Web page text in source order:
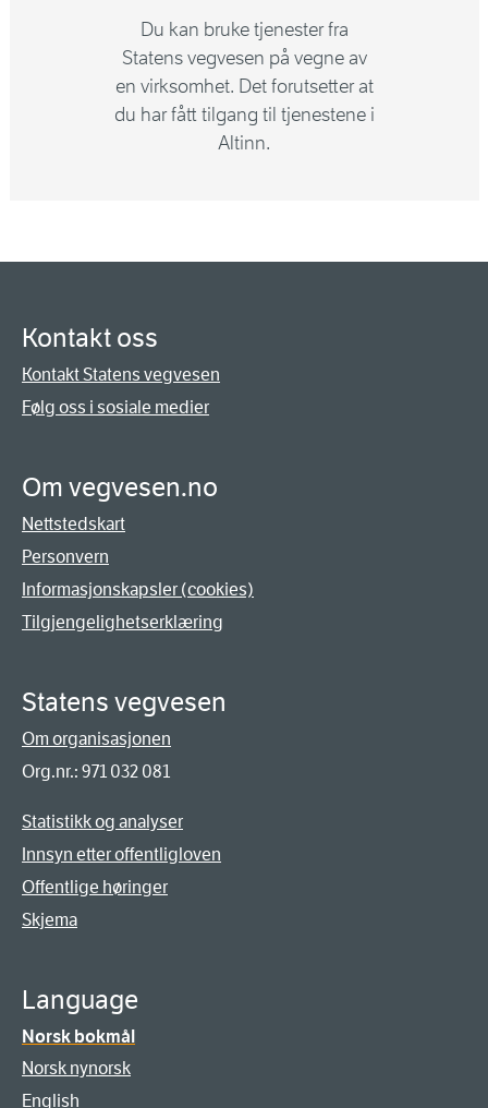
Du kan bruke tjenester fra
Statens vegvesen på vegne av
en virksomhet. Det forutsetter at
du har fått tilgang til tjenestene i
Altinn.
Kontakt oss
Kontakt Statens vegvesen
Følg oss i sosiale medier
Om vegvesen.no
Nettstedskart
Personvern
Informasjonskapsler (cookies)
Tilgjengelighetserklæring
Statens vegvesen
Om organisasjonen
Org.nr.: 971 032 081
Statistikk og analyser
Innsyn etter offentligloven
Offentlige høringer
Skjema
Language
Norsk bokmål
Norsk nynorsk
English